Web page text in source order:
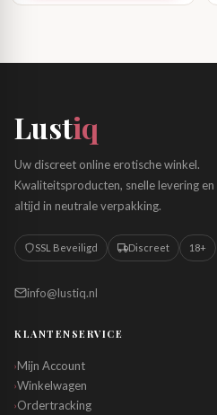
Lustiq
Uw discreet online erotische winkel.
Kwaliteitsproducten, snelle levering en
altijd in neutrale verpakking.
SSL Beveiligd Discreet 18+
info@lustiq.nl
KLANTENSERVICE
›Mijn Account
›Winkelwagen
›Ordertracking